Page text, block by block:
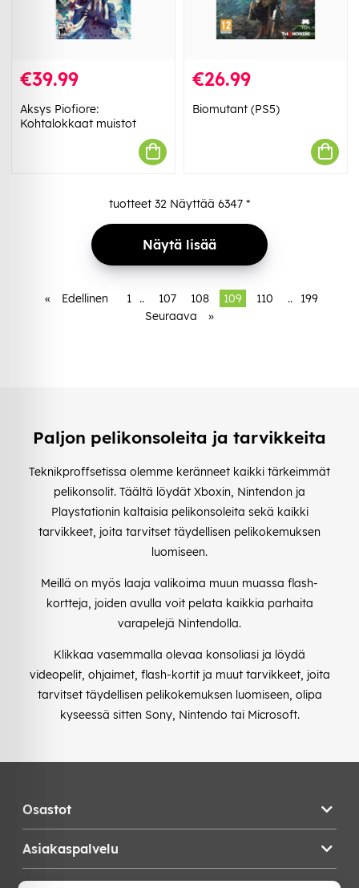
€39.99
Aksys Piofiore:
Kohtalokkaat muistot
€26.99
Biomutant (PS5)
tuotteet 32 Näyttää 6347 *
Näytä lisää
« Edellinen 1 .. 107 108 109 110 ..
199
Seuraava
»
Paljon pelikonsoleita ja tarvikkeita
Teknikproffsetissa olemme keränneet kaikki tärkeimmät
pelikonsolit. Täältä löydät Xboxin, Nintendon ja
Playstationin kaltaisia pelikonsoleita sekä kaikki
tarvikkeet, joita tarvitset täydellisen pelikokemuksen
luomiseen.
Meillä on myös laaja valikoima muun muassa flash-
kortteja, joiden avulla voit pelata kaikkia parhaita
varapelejä Nintendolla.
Klikkaa vasemmalla olevaa konsoliasi ja löydä
videopelit, ohjaimet, flash-kortit ja muut tarvikkeet, joita
tarvitset täydellisen pelikokemuksen luomiseen, olipa
kyseessä sitten Sony, Nintendo tai Microsoft.
Osastot
Asiakaspalvelu